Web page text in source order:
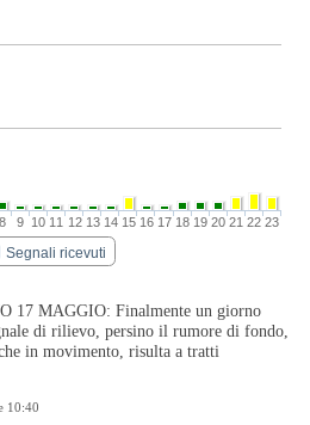
Segnali ricevuti
8 9 10 11 12 13 14 15 16 17 18 19 20 21 22 23
17 MAGGIO: Finalmente un giorno
di rilievo, persino il rumore di fondo,
in movimento, risulta a tratti
10:40